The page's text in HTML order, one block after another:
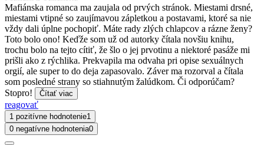
Mafiánska romanca ma zaujala od prvých stránok. Miestami drsné,
miestami vtipné so zaujímavou zápletkou a postavami, ktoré sa nie
vždy dali úplne pochopiť. Máte rady zlých chlapcov a rázne ženy?
Toto bolo ono! Keďže som už od autorky čítala novšiu knihu,
trochu bolo na tejto cítiť, že šlo o jej prvotinu a niektoré pasáže mi
prišli ako z rýchlika. Prekvapila ma odvaha pri opise sexuálnych
orgií, ale super to do deja zapasovalo. Záver ma rozorval a čítala
som posledné strany so stiahnutým žalúdkom. Či odporúčam?
Stopro!
Čítať viac
reagovať
1 pozitívne hodnotenie1
0 negatívne hodnotenia0